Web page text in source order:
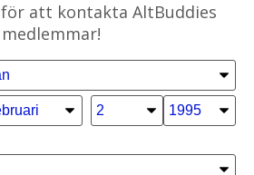
för att kontakta AltBuddies
medlemmar!